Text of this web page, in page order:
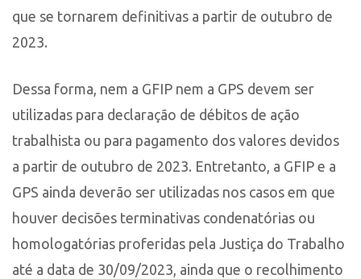
que se tornarem definitivas a partir de outubro de
2023.
Dessa forma, nem a GFIP nem a GPS devem ser
utilizadas para declaração de débitos de ação
trabalhista ou para pagamento dos valores devidos
a partir de outubro de 2023. Entretanto, a GFIP e a
GPS ainda deverão ser utilizadas nos casos em que
houver decisões terminativas condenatórias ou
homologatórias proferidas pela Justiça do Trabalho
até a data de 30/09/2023, ainda que o recolhimento